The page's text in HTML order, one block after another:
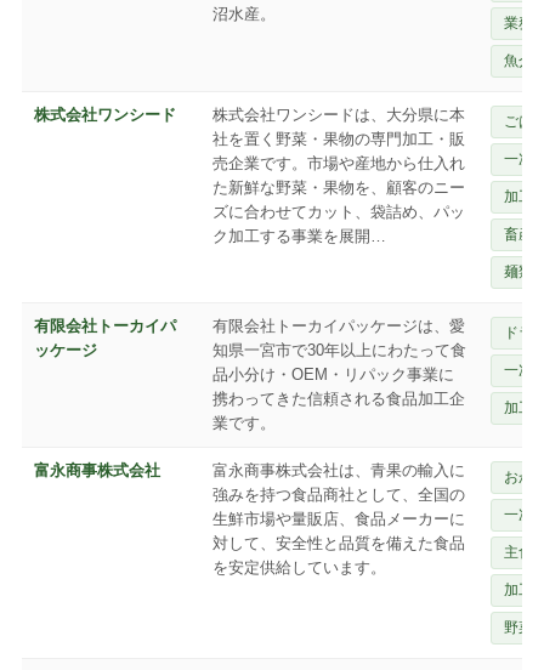
沼水産。
業務
魚介
株式会社ワンシード
株式会社ワンシードは、大分県に本
社を置く野菜・果物の専門加工・販
売企業です。市場や産地から仕入れ
た新鮮な野菜・果物を、顧客のニー
ズに合わせてカット、袋詰め、パッ
ク加工する事業を展開…
ごは
一次
加工
畜産
麺類
有限会社トーカイパ
ッケージ
有限会社トーカイパッケージは、愛
知県一宮市で30年以上にわたって食
品小分け・OEM・リパック事業に
携わってきた信頼される食品加工企
業です。
ドラ
一次
加工
富永商事株式会社
富永商事株式会社は、青果の輸入に
強みを持つ食品商社として、全国の
生鮮市場や量販店、食品メーカーに
対して、安全性と品質を備えた食品
を安定供給しています。
おか
一次
主食
加工
野菜